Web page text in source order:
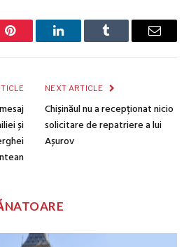
Pinterest LinkedInTumblr Email
și
NEXT ARTICLE
Chișinăul nu a recepționat nicio
solicitare de repatriere a lui
Așurov